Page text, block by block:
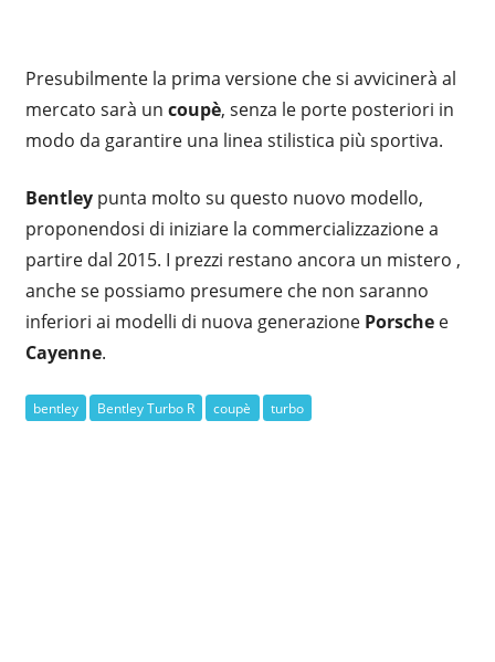
Presubilmente la prima versione che si avvicinerà al
mercato sarà un coupè, senza le porte posteriori in
modo da garantire una linea stilistica più sportiva.
Bentley punta molto su questo nuovo modello,
proponendosi di iniziare la commercializzazione a
partire dal 2015. I prezzi restano ancora un mistero ,
anche se possiamo presumere che non saranno
inferiori ai modelli di nuova generazione Porsche e
Cayenne.
bentley Bentley Turbo R coupè turbo